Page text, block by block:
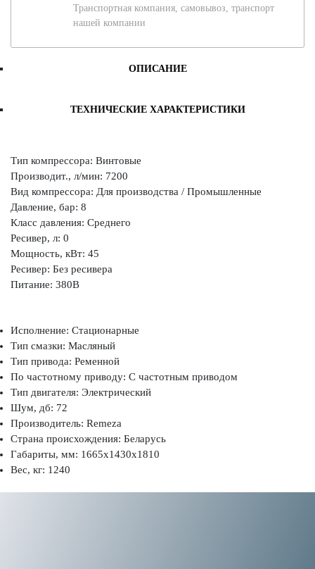
Транспортная компания, самовывоз, транспорт
нашей компании
ОПИСАНИЕ
ТЕХНИЧЕСКИЕ ХАРАКТЕРИСТИКИ
Тип компрессора: Винтовые
Производит., л/мин: 7200
Вид компрессора: Для производства / Промышленные
Давление, бар: 8
Класс давления: Среднего
Ресивер, л: 0
Мощность, кВт: 45
Ресивер: Без ресивера
Питание: 380В
Исполнение: Стационарные
Тип смазки: Масляный
Тип привода: Ременной
По частотному приводу: С частотным приводом
Тип двигателя: Электрический
Шум, дб: 72
Производитель: Remeza
Страна происхождения: Беларусь
Габариты, мм: 1665x1430x1810
Вес, кг: 1240